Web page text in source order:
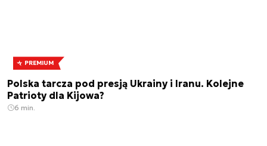
PREMIUM
Polska tarcza pod presją Ukrainy i Iranu. Kolejne
Patrioty dla Kijowa?
6 min.